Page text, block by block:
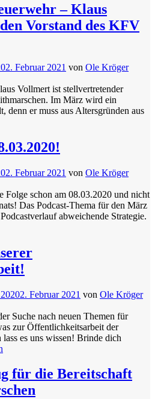
– Klaus
Vorstand des KFV
2. Februar 2021 von Ole Kröger
Vollmert ist stellvertretender
Im März wird ein
denn er muss aus Altersgründen aus
2. Februar 2021 von Ole Kröger
Folge schon am 08.03.2020 und nicht
Das Podcast-Thema für den März
abweichende Strategie.
2. Februar 2021 von Ole Kröger
Suche nach neuen Themen für
zur Öffentlichkeitsarbeit der
es uns wissen! Brinde dich
für die Bereitschaft